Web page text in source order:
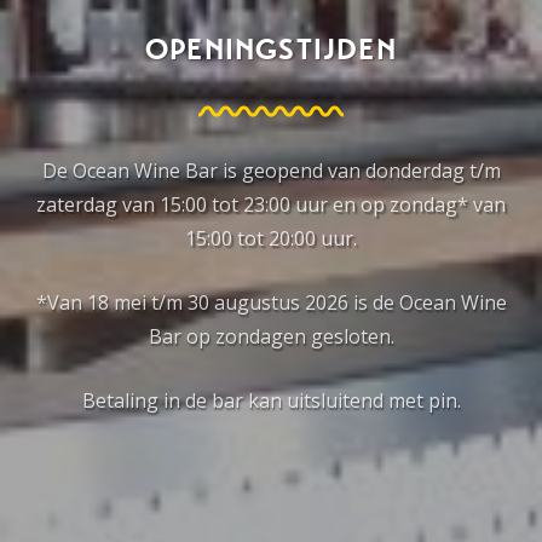
OPENINGSTIJDEN
De Ocean Wine Bar is geopend van donderdag t/m
zaterdag van 15:00 tot 23:00 uur en op zondag* van
15:00 tot 20:00 uur.
*Van 18 mei t/m 30 augustus 2026 is de Ocean Wine
Bar op zondagen gesloten.
Betaling in de bar kan uitsluitend met pin.